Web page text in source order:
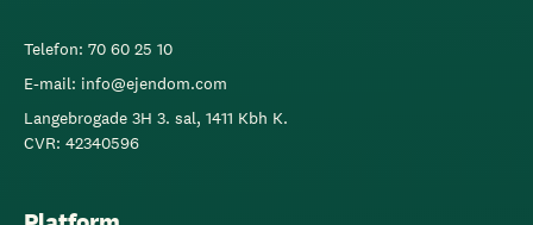
Telefon: 70 60 25 10
E-mail: info@ejendom.com
Langebrogade 3H 3. sal, 1411 Kbh K.
CVR: 42340596